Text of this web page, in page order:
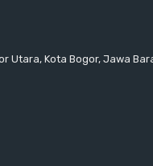
Utara, Kota Bogor, Jawa